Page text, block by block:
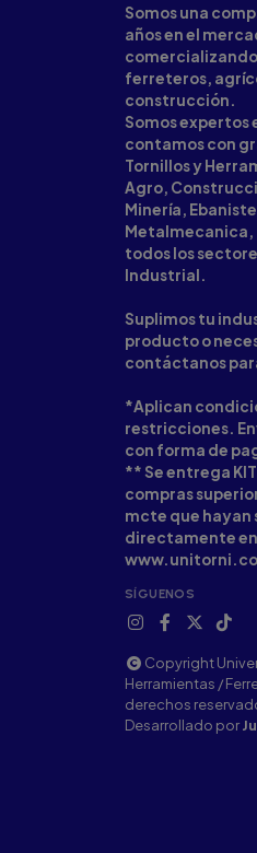
Somos una
años en el
ferreteros,
construcción.
Somos expertos
contamos con
Tornillos y
Agro,
Minería,
Metalmecanica,
todos los
Industrial.
Suplimos tu
producto o
contáctanos
*Aplican
restricciones.
con forma de
** Se entrega KIT
compras
mcte que hayan
directamente
www.unitorni.co
SÍGUENOS
Copyright
Herramientas /
derechos
Desarrollado por